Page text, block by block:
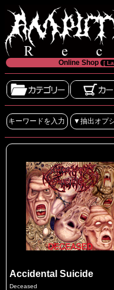
Online Shop [
Accidental Suicide
Deceased